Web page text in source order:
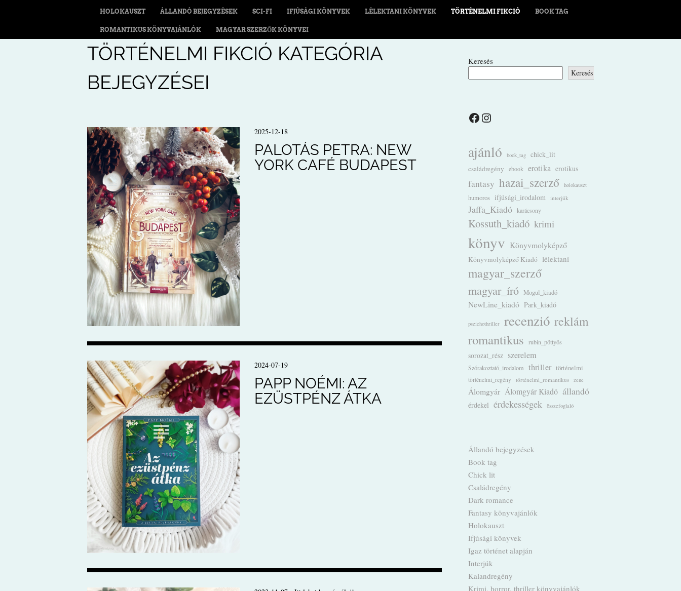
HOLOKAUSZT ÁLLANDÓ BEJEGYZÉSEK SCI-FI IFJÚSÁGI KÖNYVEK LÉLEKTANI KÖNYVEK TÖRTÉNELMI FIKCIÓ BOOK TAG
ROMANTIKUS KÖNYVAJÁNLÓK MAGYAR SZERZŐK KÖNYVEI
TÖRTÉNELMI FIKCIÓ KATEGÓRIA
BEJEGYZÉSEI
2025-12-18
PALOTÁS PETRA: NEW
YORK CAFÉ BUDAPEST
2024-07-19
PAPP NOÉMI: AZ
EZÜSTPÉNZ ÁTKA
Keresés
Keresés
Facebook Instagram
ajánló book_tag
chick_lit
családregény
ebook erotika erotikus
fantasy hazai_szerző holokauszt
humoros ifjúsági_irodalom interjúk
Jaffa_Kiadó karácsony
Kossuth_kiadó krimi
könyv Könyvmolyképző
Könyvmolyképző Kiadó lélektani
magyar_szerző
magyar_író Mogul_kiadó
NewLine_kiadó Park_kiadó
pszichothriller recenzió reklám
romantikus rubin_pöttyös
sorozat_rész szerelem
Szórakoztató_irodalom thriller történelmi
történelmi_regény történelmi_romantikus zene
Álomgyár Álomgyár Kiadó állandó
érdekel érdekességek összefoglaló
Állandó bejegyzések
Book tag
Chick lit
Családregény
Dark romance
Fantasy könyvajánlók
Holokauszt
Ifjúsági könyvek
Igaz történet alapján
Interjúk
Kalandregény
Krimi, horror, thriller könyvajánlók